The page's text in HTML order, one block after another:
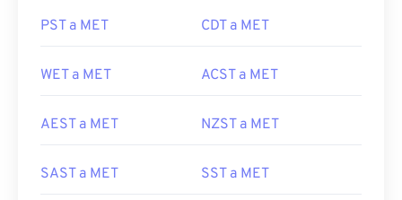
PST a MET CDT a MET
WET a MET ACST a MET
AEST a MET NZST a MET
SAST a MET SST a MET